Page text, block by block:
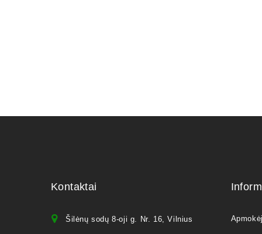
Kontaktai
Šilėnų sodų 8-oji g. Nr. 16, Vilnius